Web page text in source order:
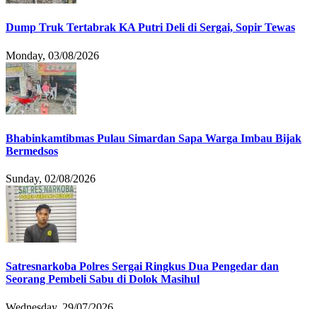
Dump Truk Tertabrak KA Putri Deli di Sergai, Sopir Tewas
Monday, 03/08/2026
Bhabinkamtibmas Pulau Simardan Sapa Warga Imbau Bijak
Bermedsos
Sunday, 02/08/2026
Satresnarkoba Polres Sergai Ringkus Dua Pengedar dan
Seorang Pembeli Sabu di Dolok Masihul